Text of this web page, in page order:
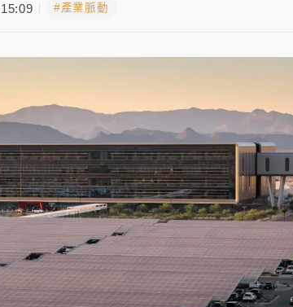
遭查扣畫面曝光
開賣一度塞車 周六起展出延長至晚上7時
成功 今重開羈押庭
「紅到發紫」降雨熱區曝
#產業脈動